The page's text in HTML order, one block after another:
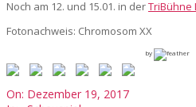
Noch am 12. und 15.01. in derTriBühne
Fotonachweis: Chromosom XX
by
2017-
On: Dezember 19, 2017